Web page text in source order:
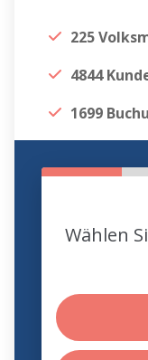
225
4844
1699
Wählen